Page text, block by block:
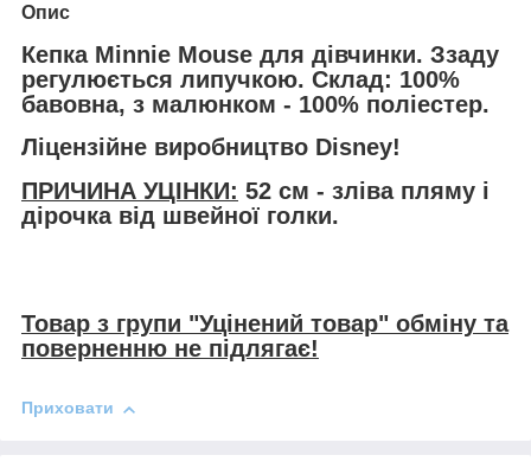
Опис
Кепка Minnie Mouse для дівчинки. Ззаду
регулюється липучкою. Склад: 100%
бавовна, з малюнком - 100% поліестер.
Ліцензійне виробництво Disney!
ПРИЧИНА УЦІНКИ: 52 см - зліва пляму і
дірочка від швейної голки.
Товар з групи "Уцінений товар" обміну та
поверненню не підлягає!
Приховати